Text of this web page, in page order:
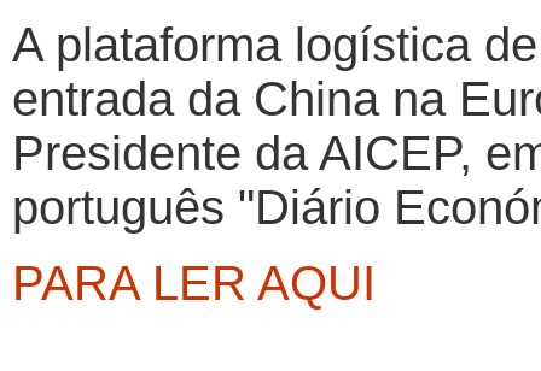
A plataforma logística
entrada da China na
Presidente da AICEP,
português "Diário
PARA LER AQUI